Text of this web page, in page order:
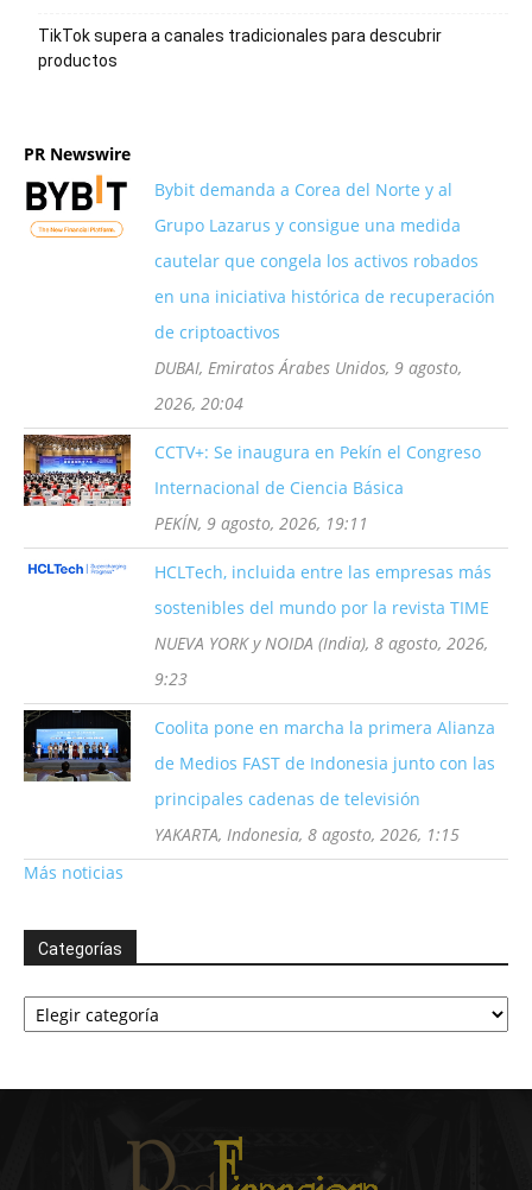
TikTok supera a canales tradicionales para descubrir
productos
PR Newswire
Bybit demanda a Corea del Norte y al
Grupo Lazarus y consigue una medida
cautelar que congela los activos robados
en una iniciativa histórica de recuperación
de criptoactivos
DUBAI, Emiratos Árabes Unidos, 9 agosto,
2026, 20:04
CCTV+: Se inaugura en Pekín el Congreso
Internacional de Ciencia Básica
PEKÍN, 9 agosto, 2026, 19:11
HCLTech, incluida entre las empresas más
sostenibles del mundo por la revista TIME
NUEVA YORK y NOIDA (India), 8 agosto, 2026,
9:23
Coolita pone en marcha la primera Alianza
de Medios FAST de Indonesia junto con las
principales cadenas de televisión
YAKARTA, Indonesia, 8 agosto, 2026, 1:15
Más noticias
Categorías
Categorías